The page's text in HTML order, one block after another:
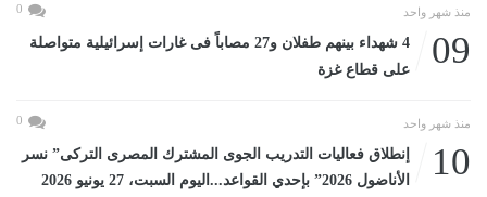
منذ شهر واحد 0
09
4 شهداء بينهم طفلان و27 مصاباً فى غارات إسرائيلية متواصلة
على قطاع غزة
منذ شهر واحد 0
10
إنطلاق فعاليات التدريب الجوى المشترك المصرى التركى” نسر
الأناضول 2026” بإحدي القواعد...اليوم السبت، 27 يونيو 2026